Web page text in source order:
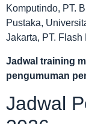
Komputindo, PT.
Pustaka,
Jakarta, PT.
Jadwal training
pengumuman
Jadwal